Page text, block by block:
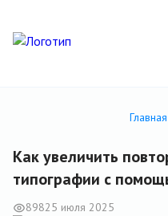
Главная
Как увеличить
типографии с
89825 июля 2025